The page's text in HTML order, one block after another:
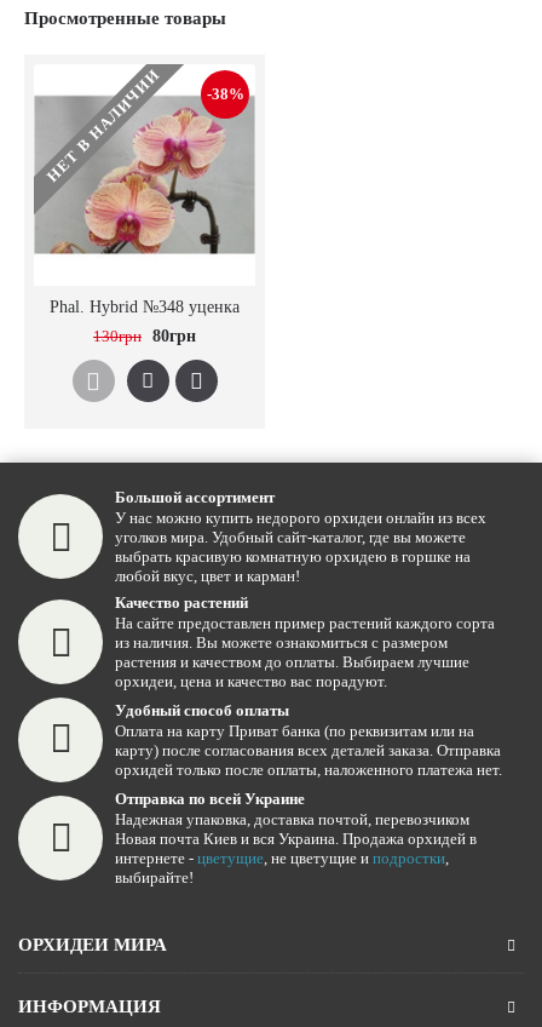
Просмотренные товары
-38%
НЕТ В НАЛИЧИИ
Phal. Hybrid №348 уценка
130грн 80грн
Большой ассортимент
У нас можно купить недорого орхидеи онлайн из всех
уголков мира. Удобный сайт-каталог, где вы можете
выбрать красивую комнатную орхидею в горшке на
любой вкус, цвет и карман!
Качество растений
На сайте предоставлен пример растений каждого сорта
из наличия. Вы можете ознакомиться с размером
растения и качеством до оплаты. Выбираем лучшие
орхидеи, цена и качество вас порадуют.
Удобный способ оплаты
Оплата на карту Приват банка (по реквизитам или на
карту) после согласования всех деталей заказа. Отправка
орхидей только после оплаты, наложенного платежа нет.
Отправка по всей Украине
Надежная упаковка, доставка почтой, перевозчиком
Новая почта Киев и вся Украина. Продажа орхидей в
интернете - цветущие, не цветущие и подростки,
выбирайте!
ОРХИДЕИ МИРА
ИНФОРМАЦИЯ